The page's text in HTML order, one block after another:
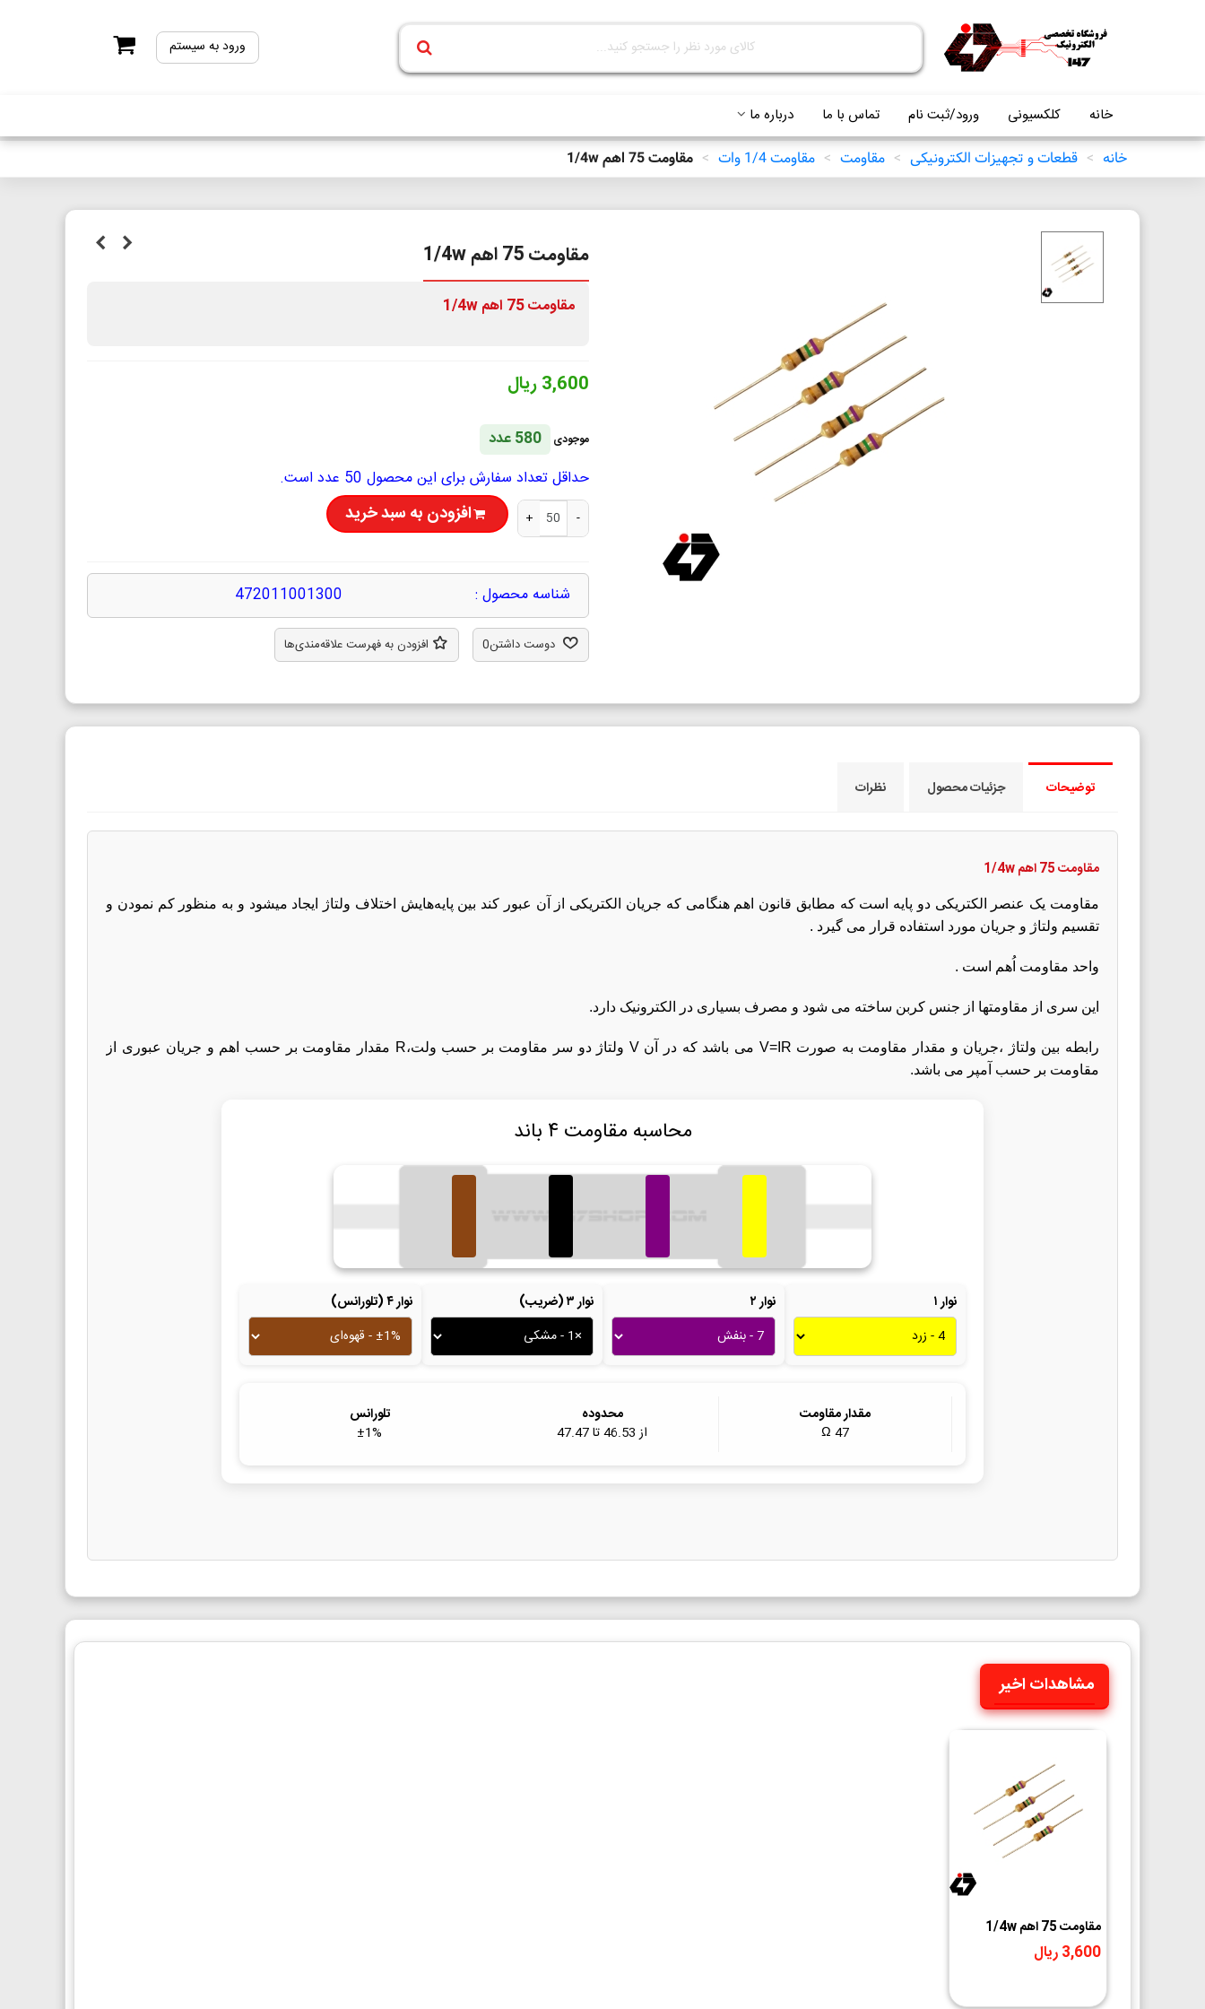
ورود به سیستم
خانه کلکسیونی ورود/ثبت نام تماس با ما درباره ما
خانه > قطعات و تجهیزات الکترونیکی > مقاومت > مقاومت 1/4 وات > مقاومت 75 اهم 1/4w
مقاومت 75 اهم 1/4w
مقاومت 75 اهم 1/4w
3,600 ریال
موجودی
580 عدد
حداقل تعداد سفارش برای این محصول 50 عدد است.
-
+ افزودن به سبد خرید
شناسه محصول : 472011001300
دوست داشتن0 افزودن به فهرست علاقه‌مندی‌ها
توضیحات جزئیات محصول نظرات
مقاومت 75 اهم 1/4w
مقاومت یک عنصر الکتریکی دو پایه است که مطابق قانون اهم هنگامی که جریان الکتریکی از آن عبور کند بین پایه‌هایش اختلاف ولتاژ ایجاد میشود و به منظور کم نمودن و
تقسیم ولتاژ و جریان مورد استفاده قرار می گیرد .
واحد مقاومت اُهم است .
این سری از مقاومتها از جنس کربن ساخته می شود و مصرف بسیاری در الکترونیک دارد.
رابطه بین ولتاژ ،جریان و مقدار مقاومت به صورت V=IR می باشد که در آن V ولتاژ دو سر مقاومت بر حسب ولت،R مقدار مقاومت بر حسب اهم و جریان عبوری از
مقاومت بر حسب آمپر می باشد.
محاسبه مقاومت ۴ باند
نوار ۱ نوار ۲ نوار ۳ (ضریب) نوار ۴ (تلورانس)
مقدار مقاومت
47
محدوده
از46.53تا47.47
تلورانس
±1%
مشاهدات اخیر
مقاومت 75 اهم 1/4w
3,600 ریال